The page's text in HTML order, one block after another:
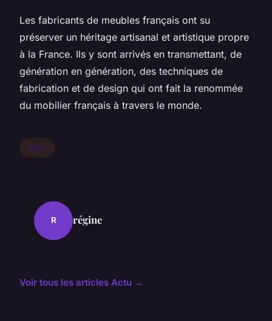
Les fabricants de meubles français ont su
préserver un héritage artisanal et artistique propre
à la France. Ils y sont arrivés en transmettant, de
génération en génération, des techniques de
fabrication et de design qui ont fait la renommée
du mobilier français à travers le monde.
Actu
R régine
Voir tous les articles Actu →